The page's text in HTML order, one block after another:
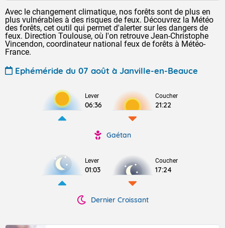
Avec le changement climatique, nos forêts sont de plus en
plus vulnérables à des risques de feux. Découvrez la Météo
des forêts, cet outil qui permet d'alerter sur les dangers de
feux. Direction Toulouse, où l'on retrouve Jean-Christophe
Vincendon, coordinateur national feux de forêts à Météo-
France.
Ephéméride du 07 août à Janville-en-Beauce
Lever
06:36
Coucher
21:22
Gaétan
Lever
01:03
Coucher
17:24
Dernier Croissant